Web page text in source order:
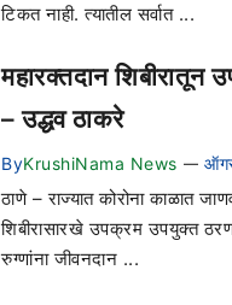
टिकत नाही. त्यातील सर्वात ...
महारक्तदान शिबीरातून
– उद्धव ठाकरे
ByKrushiNama News —
ठाणे – राज्यात कोरोना काळात
शिबीरासारखे उपक्रम उपयुक्त
रुग्णांना जीवनदान ...